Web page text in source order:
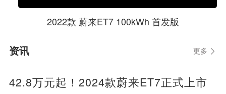
2022款 蔚来ET7 100kWh 首发版
资讯 更多
42.8万元起！2024款蔚来ET7正式上市